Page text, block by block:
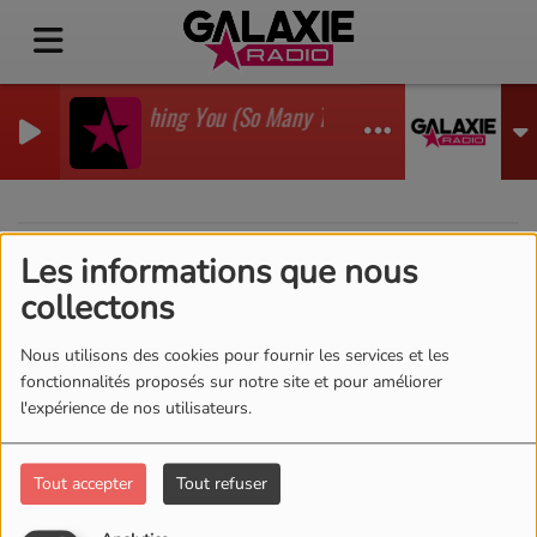
Les informations que nous
collectons
Nous utilisons des cookies pour fournir les services et les
fonctionnalités proposés sur notre site et pour améliorer
l'expérience de nos utilisateurs.
Tout accepter Tout refuser
I'm Watching You (So Many Times) (Sean Finn Remix)
GADJO